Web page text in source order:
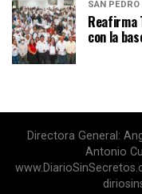
SAN PEDRO
Reafirma
con la
Directora General:
Antonio